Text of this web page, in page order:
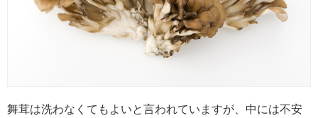
舞茸は洗わなくてもよいと言われていますが、中には不安